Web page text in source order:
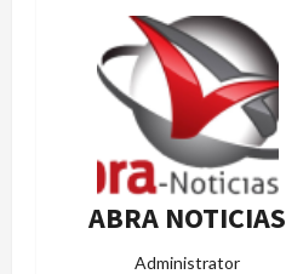
ABRA NOTICIAS
Administrator